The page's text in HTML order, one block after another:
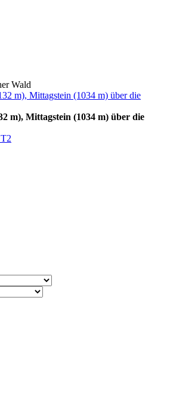
Wald
m), Mittagstein (1034 m) über die
T2